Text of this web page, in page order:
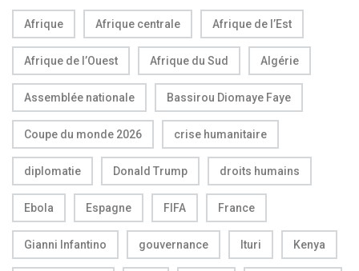
Afrique Afrique centrale Afrique de l’Est
Afrique de l’Ouest Afrique du Sud Algérie
Assemblée nationale Bassirou Diomaye Faye
Coupe du monde 2026 crise humanitaire
diplomatie Donald Trump droits humains
Ebola Espagne FIFA France
Gianni Infantino gouvernance Ituri Kenya